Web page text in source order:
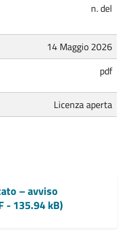
n. del
14 Maggio 2026
pdf
Licenza aperta
– avviso
- 135.94 kB)